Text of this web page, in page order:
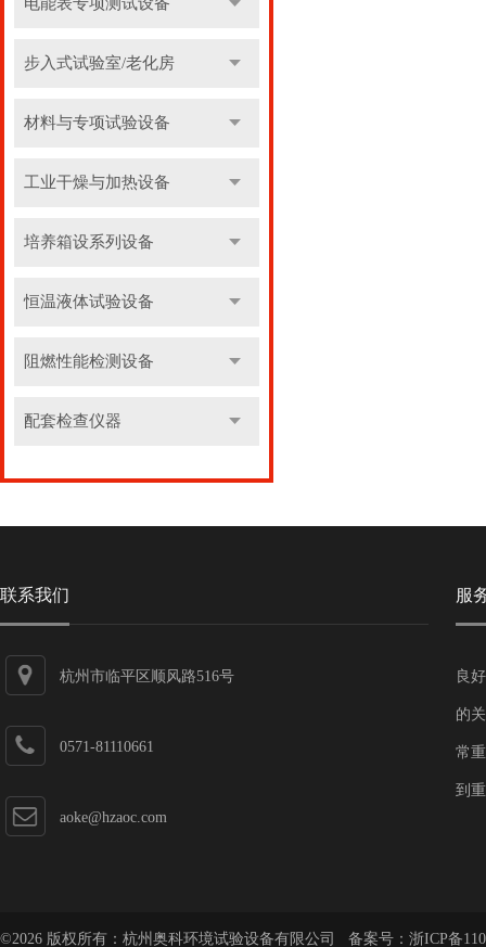
步入式试验室/老化房
材料与专项试验设备
工业干燥与加热设备
培养箱设系列设备
恒温液体试验设备
阻燃性能检测设备
配套检查仪器
联系我们
杭州市临平区顺风路516号
0571-81110661
aoke@hzaoc.com
服
良
的
常
到
©2026 版权所有：杭州奥科环境试验设备有限公司 备案号： 浙ICP备